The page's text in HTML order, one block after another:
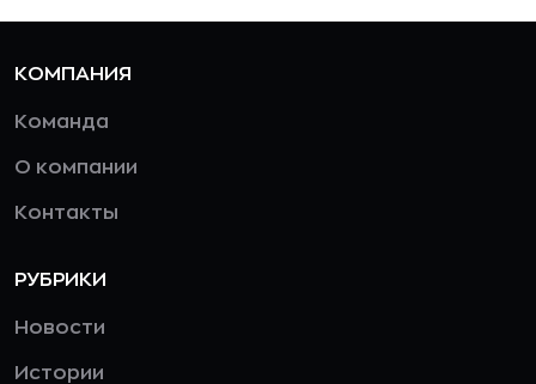
КОМПАНИЯ
Команда
О компании
Контакты
РУБРИКИ
Новости
Истории